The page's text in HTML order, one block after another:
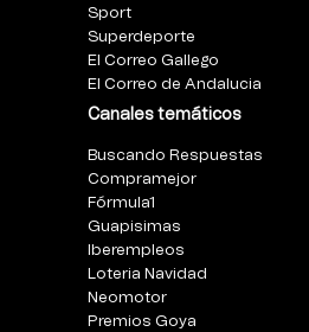
Sport
Superdeporte
El Correo Gallego
El Correo de Andalucia
Canales temáticos
Buscando Respuestas
Compramejor
Fórmula1
Guapisimas
Iberempleos
Loteria Navidad
Neomotor
Premios Goya